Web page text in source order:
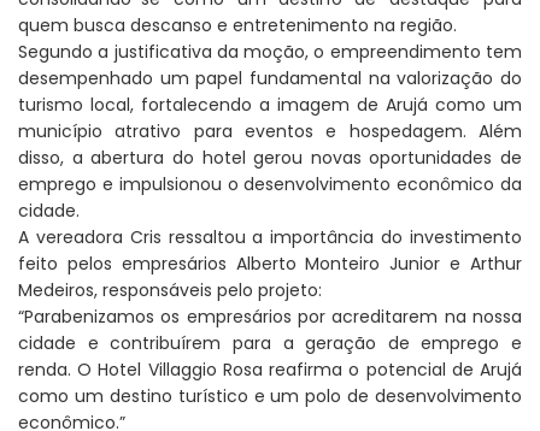
quem busca descanso e entretenimento na região.
Segundo a justificativa da moção, o empreendimento tem
desempenhado um papel fundamental na valorização do
turismo local, fortalecendo a imagem de Arujá como um
município atrativo para eventos e hospedagem. Além
disso, a abertura do hotel gerou novas oportunidades de
emprego e impulsionou o desenvolvimento econômico da
cidade.
A vereadora Cris ressaltou a importância do investimento
feito pelos empresários Alberto Monteiro Junior e Arthur
Medeiros, responsáveis pelo projeto:
“Parabenizamos os empresários por acreditarem na nossa
cidade e contribuírem para a geração de emprego e
renda. O Hotel Villaggio Rosa reafirma o potencial de Arujá
como um destino turístico e um polo de desenvolvimento
econômico.”